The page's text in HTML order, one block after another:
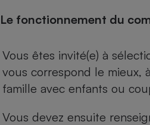
Le fonctionnement du
Vous êtes invité(e) à
vous correspond le mieux,
famille avec enfants ou
Vous devez ensuite